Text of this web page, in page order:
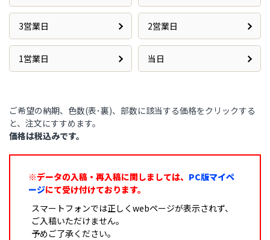
3営業日 2営業日
1営業日 当日
ご希望の納期、色数(表･裏)、部数に該当する価格をクリックする
と、注文にすすめます。
価格は税込みです。
※データの入稿・再入稿に関しましては、 PC版マイペ
ージにて受け付けております。
スマートフォンでは正しくwebページが表示されず、
ご入稿いただけません。
予めご了承ください。